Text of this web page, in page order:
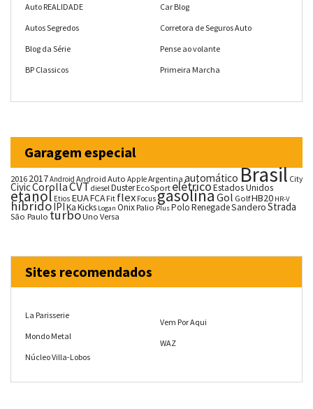
Auto REALIDADE
Autos Segredos
Blog da Série
BP Classicos
Car Blog
Corretora de Seguros Auto
Pense ao volante
Primeira Marcha
Garagem especial
20162017Android Android Auto AppleArgentina automáticoBrasil City
CivicCorollaCVTdieselDusterEcoSportelétricoEstados Unidos
etanol Etios EUAFCA Fit flex FocusgasolinaGol GolfHB20 HR-V
híbridoIPIKaKicks Logan OnixPalio PlusPoloRenegadeSanderoStrada
São Paulo turboUno Versa
Sites recomendados
La Parisserie
Mondo Metal
Núcleo Villa-Lobos
Vem Por Aqui
WAZ